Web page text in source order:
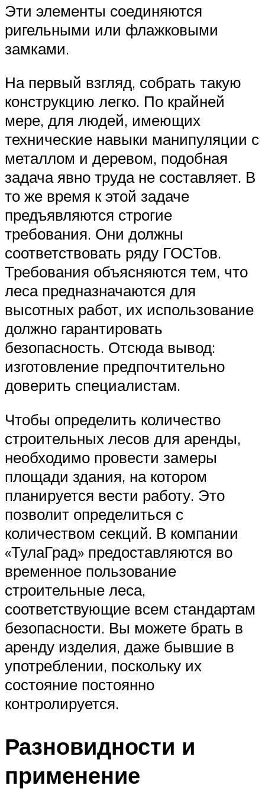
Эти элементы соединяются
ригельными или флажковыми
замками.
На первый взгляд, собрать такую
конструкцию легко. По крайней
мере, для людей, имеющих
технические навыки манипуляции с
металлом и деревом, подобная
задача явно труда не составляет. В
то же время к этой задаче
предъявляются строгие
требования. Они должны
соответствовать ряду ГОСТов.
Требования объясняются тем, что
леса предназначаются для
высотных работ, их использование
должно гарантировать
безопасность. Отсюда вывод:
изготовление предпочтительно
доверить специалистам.
Чтобы определить количество
строительных лесов для аренды,
необходимо провести замеры
площади здания, на котором
планируется вести работу. Это
позволит определиться с
количеством секций. В компании
«ТулаГрад» предоставляются во
временное пользование
строительные леса,
соответствующие всем стандартам
безопасности. Вы можете брать в
аренду изделия, даже бывшие в
употреблении, поскольку их
состояние постоянно
контролируется.
Разновидности и
применение